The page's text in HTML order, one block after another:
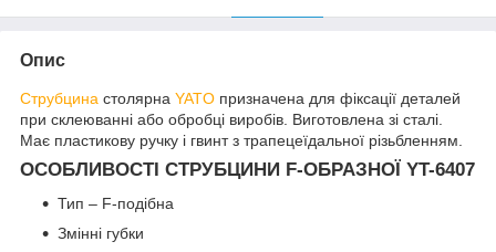
Опис
Струбцина столярна YATO призначена для фіксації деталей
при склеюванні або обробці виробів. Виготовлена зі сталі.
Має пластикову ручку і гвинт з трапецеїдальної різьбленням.
ОСОБЛИВОСТІ СТРУБЦИНИ F-ОБРАЗНОЇ YT-6407
Тип – F-подібна
Змінні губки